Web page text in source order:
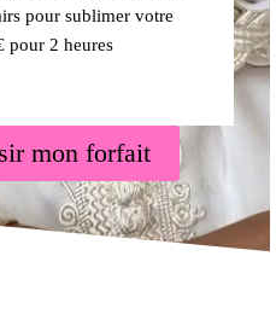
pour sublimer votre
pour 2 heures
mon forfait